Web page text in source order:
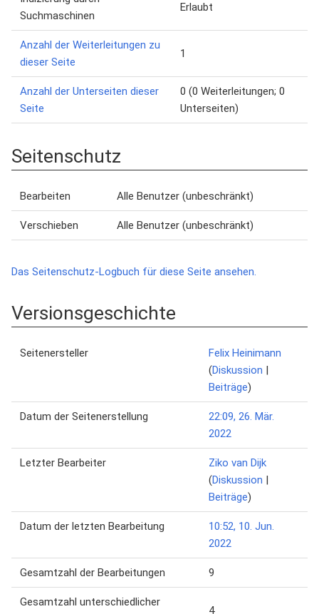
Suchmaschinen
Erlaubt
Anzahl der Weiterleitungen zu
dieser Seite
1
Anzahl der Unterseiten dieser
Seite
0 (0 Weiterleitungen; 0
Unterseiten)
Seitenschutz
Bearbeiten Alle Benutzer (unbeschränkt)
Verschieben Alle Benutzer (unbeschränkt)
Das Seitenschutz-Logbuch für diese Seite ansehen.
Versionsgeschichte
Seitenersteller
Felix Heinimann
(Diskussion |
Beiträge)
Datum der Seitenerstellung
22:09, 26. Mär.
2022
Letzter Bearbeiter
Ziko van Dijk
(Diskussion |
Beiträge)
Datum der letzten Bearbeitung
10:52, 10. Jun.
2022
Gesamtzahl der Bearbeitungen 9
Gesamtzahl unterschiedlicher
4